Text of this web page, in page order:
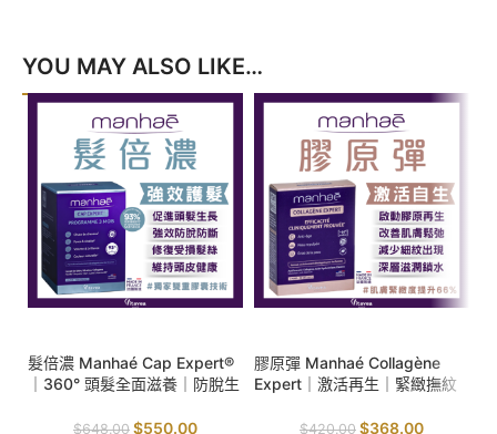
YOU MAY ALSO LIKE…
髮倍濃 Manhaé Cap Expert®
｜360° 頭髮全面滋養｜防脫生
$648.00 $550.00
膠原彈 Manhaé Collagène
Expert｜激活再生｜緊緻撫紋
$420.00 $368.00